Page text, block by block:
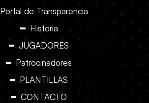
Portal de Transparencia
Historia
JUGADORES
Patrocinadores
PLANTILLAS
CONTACTO